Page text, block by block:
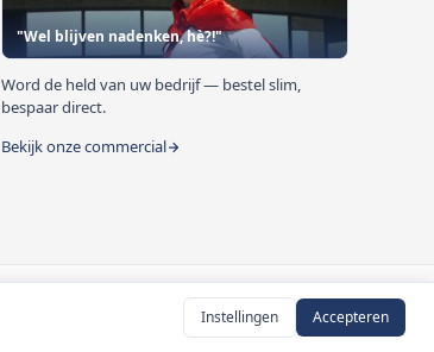
Instellingen Accepteren
"Wel blijven nadenken, hè?!"
Word de held van uw bedrijf — bestel slim,
bespaar direct.
Bekijk onze commercial